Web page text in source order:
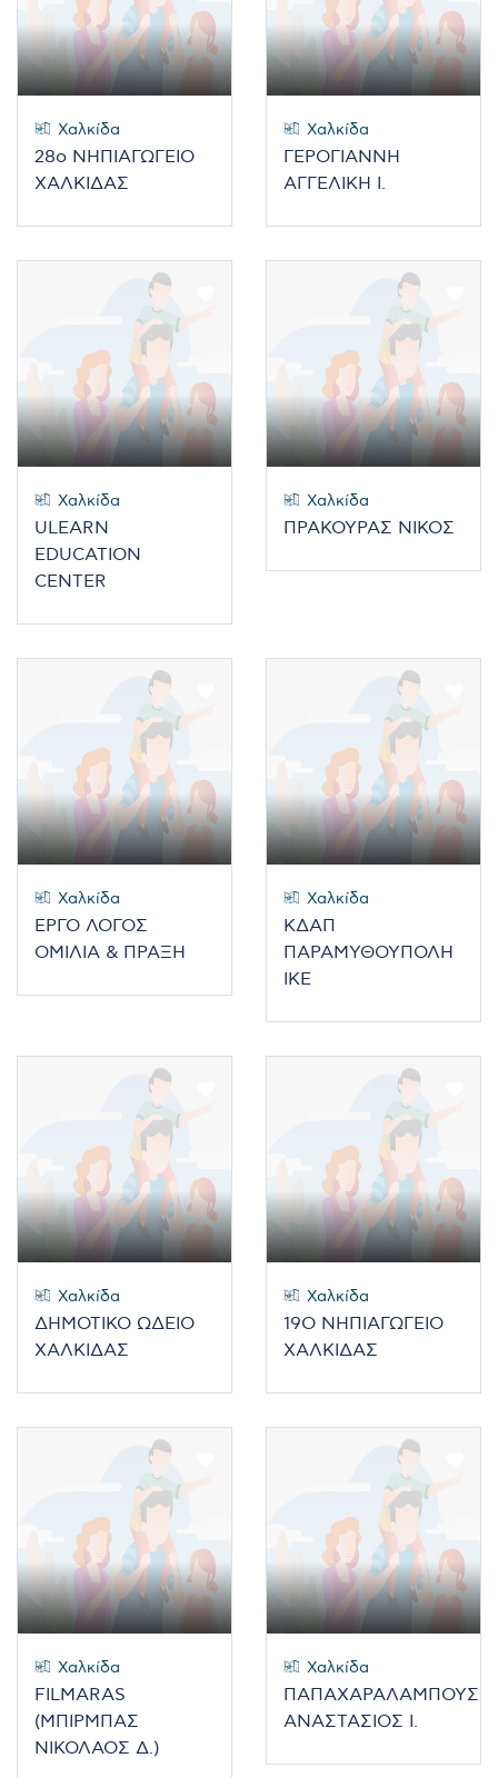
Χαλκίδα
28ο ΝΗΠΙΑΓΩΓΕΙΟ
ΧΑΛΚΙΔΑΣ
Χαλκίδα
ΓΕΡΟΓΙΑΝΝΗ
ΑΓΓΕΛΙΚΗ Ι.
Χαλκίδα
ULEARN
EDUCATION
CENTER
Χαλκίδα
ΠΡΑΚΟΥΡΑΣ ΝΙΚΟΣ
Χαλκίδα
ΕΡΓΟ ΛΟΓΟΣ
ΟΜΙΛΙΑ & ΠΡΑΞΗ
Χαλκίδα
ΚΔΑΠ
ΠΑΡΑΜΥΘΟΥΠΟΛΗ
ΙΚΕ
Χαλκίδα
ΔΗΜΟΤΙΚΟ ΩΔΕΙΟ
ΧΑΛΚΙΔΑΣ
Χαλκίδα
19O ΝΗΠΙΑΓΩΓΕΙΟ
ΧΑΛΚΙΔΑΣ
Χαλκίδα
FILMARAS
(ΜΠΙΡΜΠΑΣ
ΝΙΚΟΛΑΟΣ Δ.)
Χαλκίδα
ΠΑΠΑΧΑΡΑΛΑΜΠΟΥΣ
ΑΝΑΣΤΑΣΙΟΣ Ι.